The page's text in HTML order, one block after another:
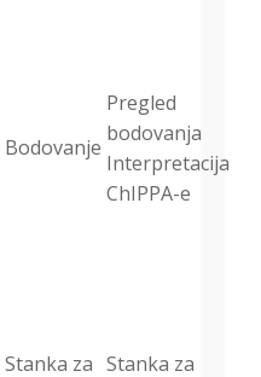
Bodovanje
Pregled
bodovanja
Interpretacija
ChIPPA-e
Stanka za Stanka za